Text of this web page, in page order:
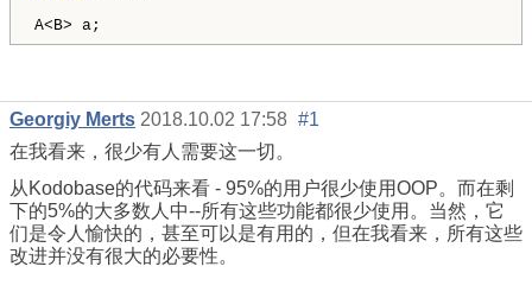
Georgiy Merts 2018.10.02 17:58 #1
在我看来，很少有人需要这一切。
从Kodobase的代码来看 - 95%的用户很少使用OOP。而在剩
下的5%的大多数人中--所有这些功能都很少使用。当然，它
们是令人愉快的，甚至可以是有用的，但在我看来，所有这些
改进并没有很大的必要性。